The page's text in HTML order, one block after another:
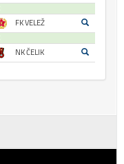
FK VELEŽ
NK ČELIK